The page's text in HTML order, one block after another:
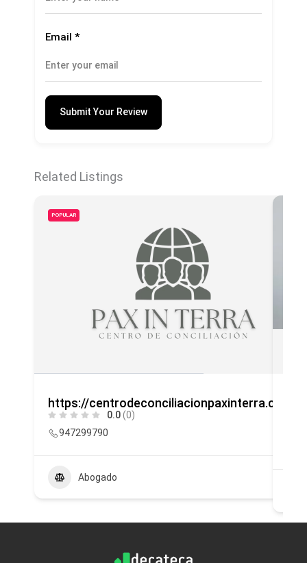
Email *
Submit Your Review
Related Listings
POPULAR
https://centrodeconciliacionpaxinterra.com/
0.0(0)
947299790
Abogado